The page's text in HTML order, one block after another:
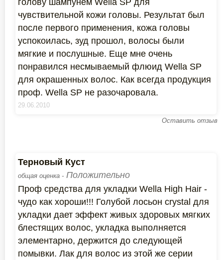
голову шампунем Wella SP для
чувствительной кожи головы. Результат был
после первого применения, кожа головы
успокоилась, зуд прошол, волосы были
мягкие и послушные. Еще мне очень
понравился несмываемый флюид Wella SP
для окрашенных волос. Как всегда продукция
проф. Wella SP не разочаровала.
29.06.2010
Оставить отзыв
Терновый Куст
общая оценка - Положительно
Проф средства для укладки Wella High Hair -
чудо как хороши!!! Голубой лосьон crystal для
укладки дает эффект живых здоровых мягких
блестящих волос, укладка выполняется
элементарно, держится до следующей
помывки. Лак для волос из этой же серии